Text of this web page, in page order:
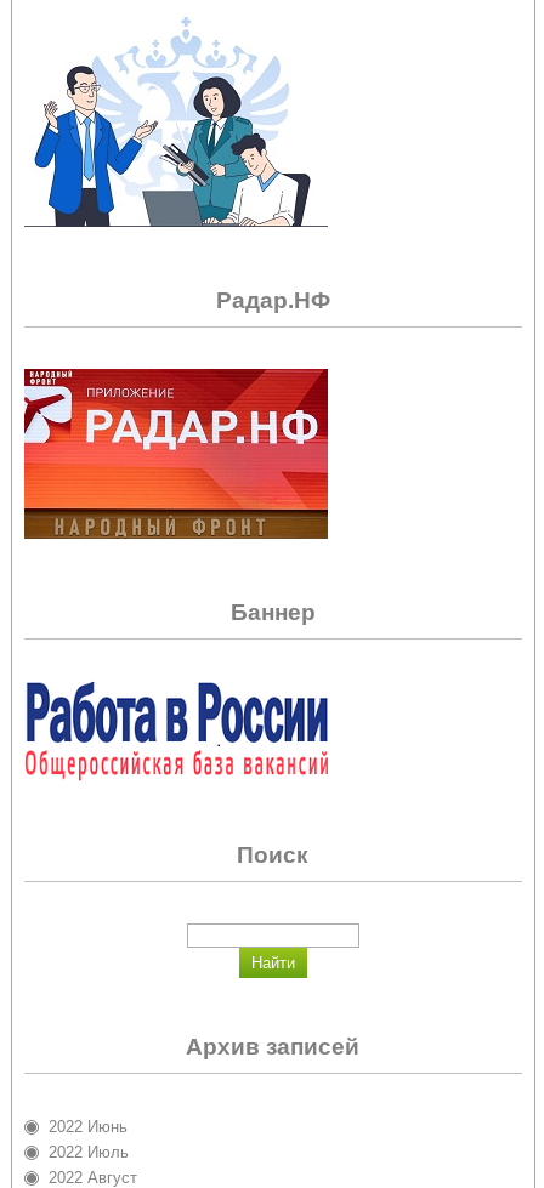
Радар.НФ
Баннер
Поиск
Архив записей
2022 Июнь
2022 Июль
2022 Август